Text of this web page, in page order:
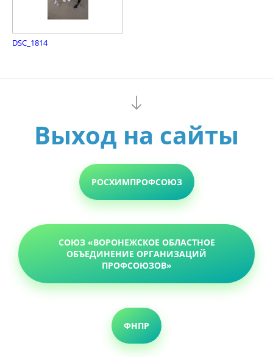
DSC_1814
Выход на сайты
РОСХИМПРОФСОЮЗ
СОЮЗ «ВОРОНЕЖСКОЕ ОБЛАСТНОЕ
ОБЪЕДИНЕНИЕ ОРГАНИЗАЦИЙ
ПРОФСОЮЗОВ»
ФНПР